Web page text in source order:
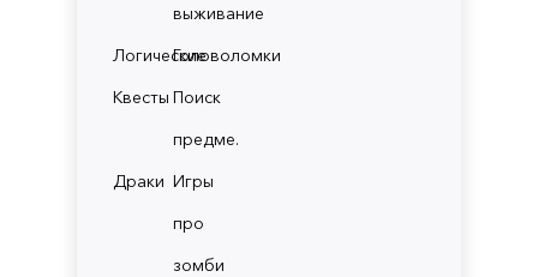
выживание
ЛогическиеГоловоломки
Квесты Поиск
предме.
Драки Игры
про
зомби